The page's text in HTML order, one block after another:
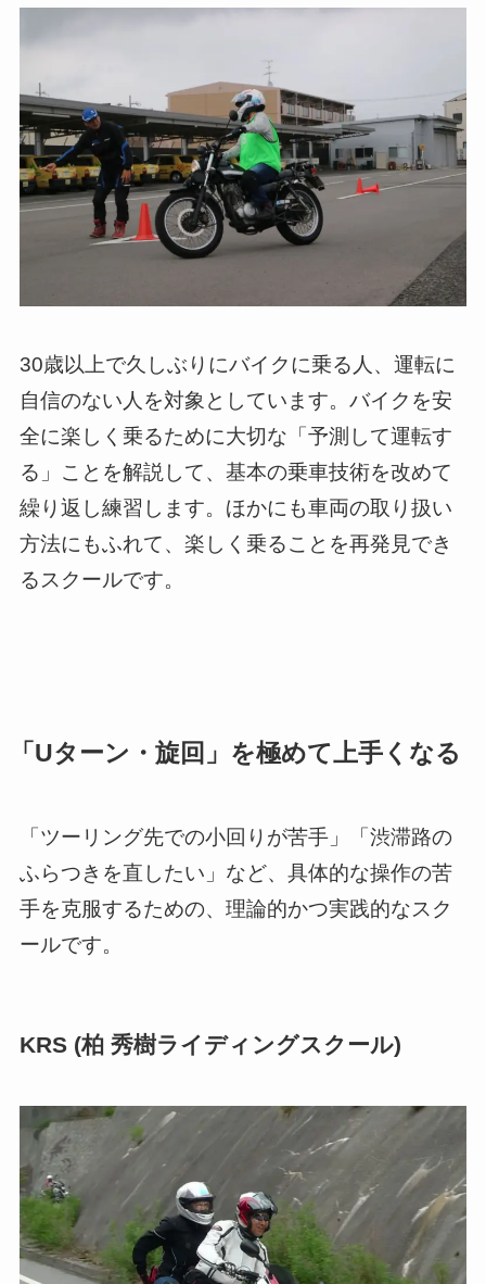
30歳以上で久しぶりにバイクに乗る人、運転に
自信のない人を対象としています。バイクを安
全に楽しく乗るために大切な「予測して運転す
る」ことを解説して、基本の乗車技術を改めて
繰り返し練習します。ほかにも車両の取り扱い
方法にもふれて、楽しく乗ることを再発見でき
るスクールです。
「Uターン・旋回」を極めて上手くなる
「ツーリング先での小回りが苦手」「渋滞路の
ふらつきを直したい」など、具体的な操作の苦
手を克服するための、理論的かつ実践的なスク
ールです。
KRS (柏 秀樹ライディングスクール)